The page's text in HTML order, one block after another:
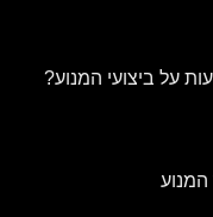
על ביצועי המנוע?